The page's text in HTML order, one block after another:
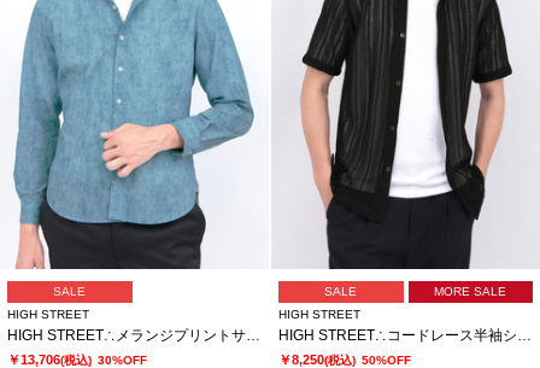
SALE
HIGH STREET
HIGH STREET∴メランジプリントサッカーショートウイングシャツ
￥13,706(税込) 30%OFF
SALE
MORE SALE
HIGH STREET
HIGH STREET∴コードレース半袖シャツ
￥8,250(税込) 50%OFF